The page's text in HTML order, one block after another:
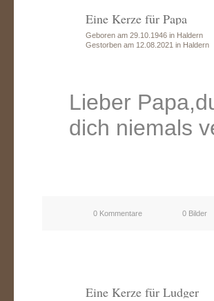
Eine Kerze für Papa
Geboren am 29.10.1946 in Haldern
Gestorben am 12.08.2021 in Haldern
Lieber
dich niemals
0 Kommentare 0 Bilder
Eine Kerze für Ludger